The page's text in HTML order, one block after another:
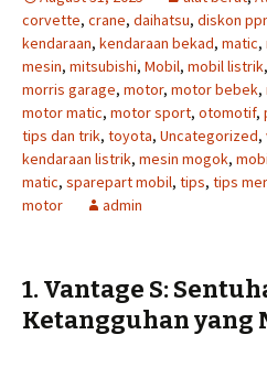
corvette, crane, daihatsu, diskon
kendaraan, kendaraan bekad, matic,
mesin, mitsubishi, Mobil, mobil listrik,
morris garage, motor, motor bebek,
motor matic, motor sport, otomotif,
tips dan trik, toyota, Uncategorized,
kendaraan listrik, mesin mogok,
matic, sparepart mobil, tips, tips
motor
admin
1.Vantage S:
Ketangguhan yang